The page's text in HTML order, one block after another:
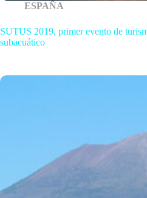
ESPAÑA
SUTUS 2019, primer evento de
subacuático